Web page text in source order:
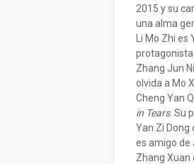
2015 y su
una alma
Li Mo Zhi es
Zhang Jun
olvida a Mo
Cheng Yan
in Tears. Su
Yan Zi Dong
es amigo de
Zhang Xuan